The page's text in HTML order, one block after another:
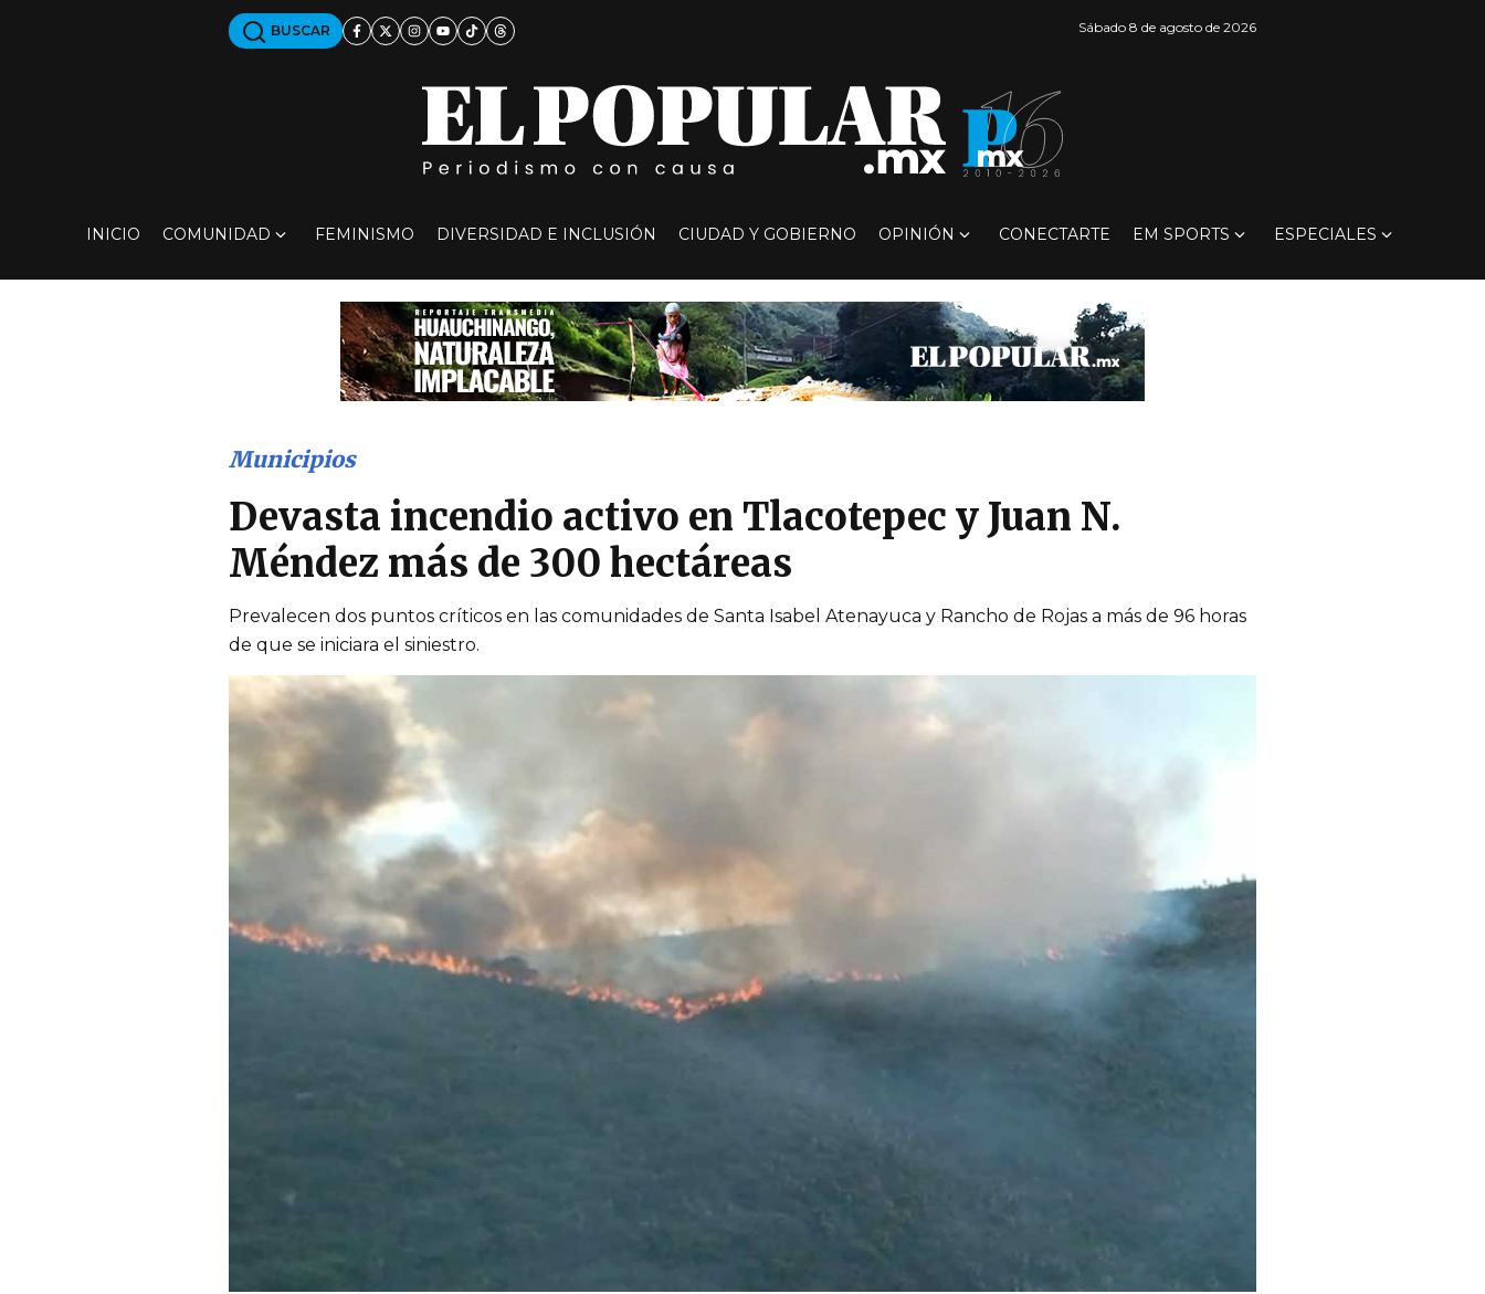
BUSCAR Sábado 8 de agosto de 2026
INICIO COMUNIDAD FEMINISMO DIVERSIDAD E INCLUSIÓN CIUDAD Y GOBIERNO OPINIÓN CONECTARTE EM SPORTS ESPECIALES
Municipios
Devasta incendio activo en Tlacotepec y Juan N.
Méndez más de 300 hectáreas
Prevalecen dos puntos críticos en las comunidades de Santa Isabel Atenayuca y Rancho de Rojas a más de 96 horas
de que se iniciara el siniestro.